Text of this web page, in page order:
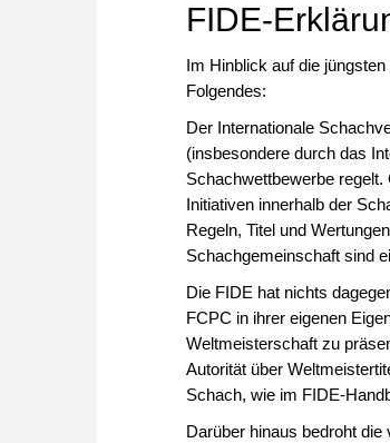
FIDE-
Im Hinblick auf die
Folgendes:
Der Internationale
(insbesondere durch das
Schachwettbewerbe
Initiativen innerhalb der
Regeln, Titel und
Schachgemeinschaft sind
Die FIDE hat nichts
FCPC in ihrer eigenen
Weltmeisterschaft zu
Autorität über
Schach, wie im FIDE-
Darüber hinaus bedroht